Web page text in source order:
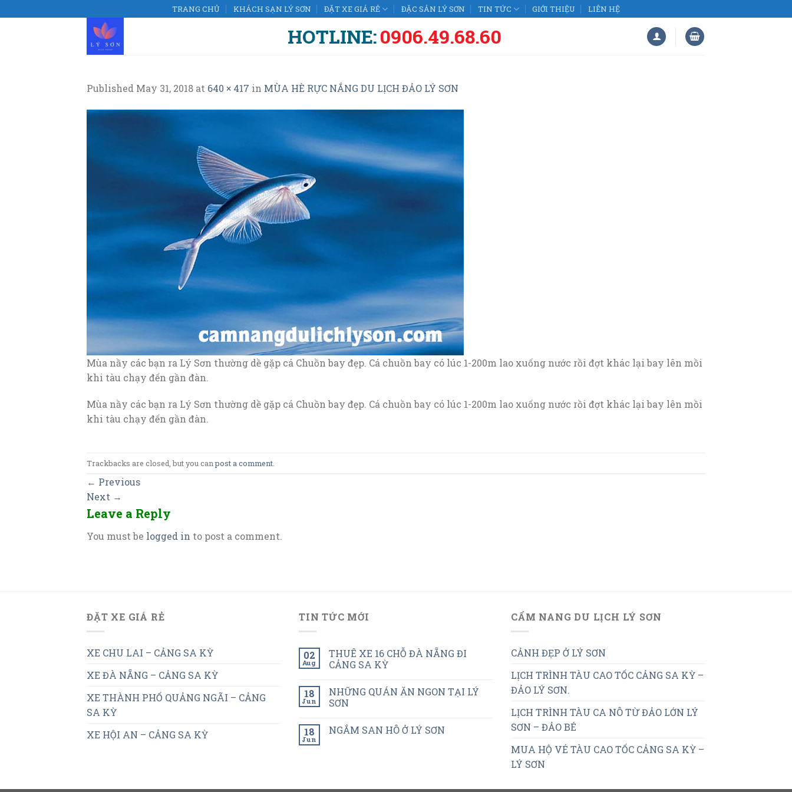
to
TRANG CHỦ KHÁCH SẠN LÝ SƠN ĐẶT XE GIÁ RẺ ĐẶC SẢN LÝ SƠN TIN TỨC GIỚI THIỆU LIÊN HỆ
HOTLINE:0906.49.68.60
Published May 31, 2018 at 640 × 417 in MÙA HÈ RỰC NẮNG DU LỊCH ĐẢO LÝ SƠN
Mùa nầy các bạn ra Lý Sơn thường dề gặp cá Chuồn bay đẹp. Cá chuồn bay có lúc 1-200m lao xuống nước rồi đợt khác lại bay lên mồi
khi tàu chạy đến gần đàn.
Mùa nầy các bạn ra Lý Sơn thường dề gặp cá Chuồn bay đẹp. Cá chuồn bay có lúc 1-200m lao xuống nước rồi đợt khác lại bay lên mồi
khi tàu chạy đến gần đàn.
Trackbacks are closed, but you canpost a comment
← Previous
Next →
Leave a Reply
You must be logged in to post a comment.
ĐẶT XE GIÁ RẺ
XE CHU LAI – CẢNG SA KỲ
XE ĐÀ NẴNG – CẢNG SA KỲ
XE THÀNH PHỐ QUẢNG NGÃI – CẢNG
SA KỲ
XE HỘI AN – CẢNG SA KỲ
TIN TỨC MỚI
02
Aug
THUÊ XE 16 CHỖ ĐÀ NẴNG ĐI
CẢNG SA KỲ
18
Jun
NHỮNG QUÁN ĂN NGON TẠI LÝ
SƠN
18
Jun
NGẮM SAN HÔ Ở LÝ SƠN
CẨM NANG DU LỊCH LÝ SƠN
CẢNH ĐẸP Ở LÝ SƠN
LỊCH TRÌNH TÀU CAO TỐC CẢNG SA KỲ –
ĐẢO LÝ SƠN.
LỊCH TRÌNH TÀU CA NÔ TỪ ĐẢO LỚN LÝ
SƠN – ĐẢO BÉ
MUA HỘ VÉ TÀU CAO TỐC CẢNG SA KỲ –
LÝ SƠN